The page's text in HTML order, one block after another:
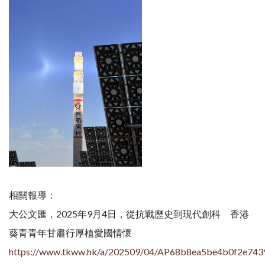
相關報導：
大公文匯，2025年9月4日，從抗戰歷史到現代創科 香港
葵青青年甘肅行厚植愛國情懷
https://www.tkww.hk/a/202509/04/